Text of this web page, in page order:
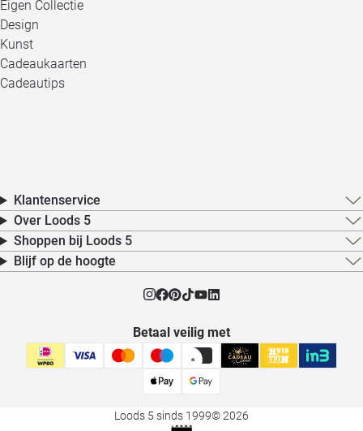
Eigen Collectie
Design
Kunst
Cadeaukaarten
Cadeautips
Klantenservice
Over Loods 5
Shoppen bij Loods 5
Blijf op de hoogte
Betaal veilig met
Loods 5 sinds 1999© 2026